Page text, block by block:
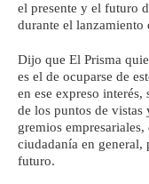
el presente y el futuro
durante el lanzamiento
Dijo que El Prisma
es el de ocuparse de
en ese expreso
de los puntos de vistas
gremios
ciudadanía en general,
futuro.